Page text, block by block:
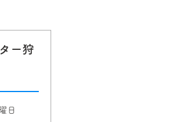
ー狩
日